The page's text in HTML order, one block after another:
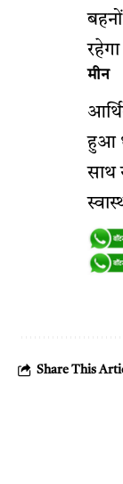
मीन
हुआ
साथ
Share This